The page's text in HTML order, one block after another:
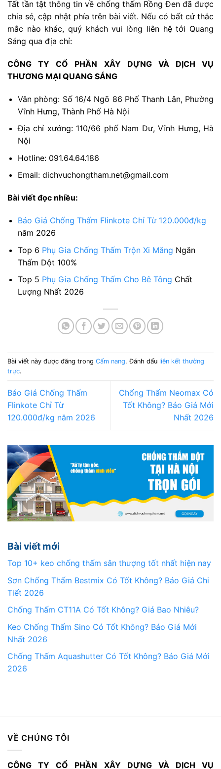
Tất tần tật thông tin về chống thấm Rồng Đen đã được
chia sẻ, cập nhật phía trên bài viết. Nếu có bất cứ thắc
mắc nào khác, quý khách vui lòng liên hệ tới Quang
Sáng qua địa chỉ:
CÔNG TY CỔ PHẦN XÂY DỰNG VÀ DỊCH VỤ
THƯƠNG MẠI QUANG SÁNG
Văn phòng: Số 16/4 Ngõ 86 Phố Thanh Lân, Phường
Vĩnh Hưng, Thành Phố Hà Nội
Địa chỉ xưởng: 110/66 phố Nam Dư, Vĩnh Hưng, Hà
Nội
Hotline: 091.64.64.186
Email: dichvuchongtham.net@gmail.com
Bài viết đọc nhiều:
Báo Giá Chống Thấm Flinkote Chỉ Từ 120.000đ/kg
năm 2026
Top 6 Phụ Gia Chống Thấm Trộn Xi Măng Ngăn
Thấm Dột 100%
Top 5 Phụ Gia Chống Thấm Cho Bê Tông Chất
Lượng Nhất 2026
Bài viết này được đăng trong Cẩm nang. Đánh dấu liên kết thường
trực.
Báo Giá Chống Thấm
Flinkote Chỉ Từ
120.000đ/kg năm 2026
Chống Thấm Neomax Có
Tốt Không? Báo Giá Mới
Nhất 2026
Bài viết mới
Top 10+ keo chống thấm sân thượng tốt nhất hiện nay
Sơn Chống Thấm Bestmix Có Tốt Không? Báo Giá Chi
Tiết 2026
Chống Thấm CT11A Có Tốt Không? Giá Bao Nhiêu?
Keo Chống Thấm Sino Có Tốt Không? Báo Giá Mới
Nhất 2026
Chống Thấm Aquashutter Có Tốt Không? Báo Giá Mới
2026
VỀ CHÚNG TÔI
CÔNG TY CỔ PHẦN XÂY DỰNG VÀ DỊCH VỤ